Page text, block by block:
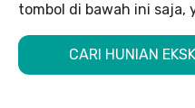
tombol di bawah ini saja,
CARI HUNIAN